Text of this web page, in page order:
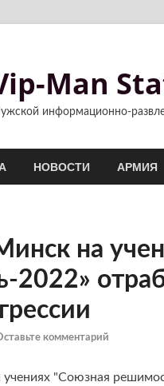
Man
информационно-
НОВОСТИ АРМИЯ
на
2022»
комментарий